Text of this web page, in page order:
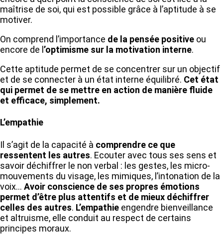
maîtrise de soi, qui est possible grâce à l’aptitude à se
motiver.
On comprend l’importance de la pensée positive ou
encore de l’optimisme sur la motivation interne.
Cette aptitude permet de se concentrer sur un objectif
et de se connecter à un état interne équilibré. Cet état
qui permet de se mettre en action de manière fluide
et efficace, simplement.
L’empathie
Il s’agit de la capacité à comprendre ce que
ressentent les autres. Ecouter avec tous ses sens et
savoir déchiffrer le non verbal : les gestes, les micro-
mouvements du visage, les mimiques, l’intonation de la
voix… Avoir conscience de ses propres émotions
permet d’être plus attentifs et de mieux déchiffrer
celles des autres. L’empathie engendre bienveillance
et altruisme, elle conduit au respect de certains
principes moraux.